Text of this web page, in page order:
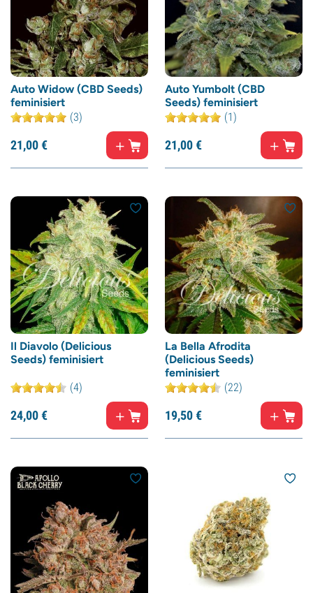
Auto Widow (CBD Seeds)
feminisiert
(3)
21,00€
Auto Yumbolt (CBD
Seeds) feminisiert
(1)
21,00€
Il Diavolo (Delicious
Seeds) feminisiert
(4)
24,00€
La Bella Afrodita
(Delicious Seeds)
feminisiert
(22)
19,50€